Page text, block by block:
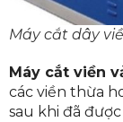
Máy cắt dây
Máy cắt viền
các viền thừa
sau khi đã